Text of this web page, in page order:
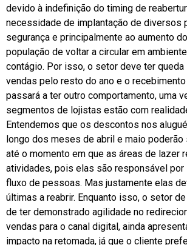
devido à indefinição do timing de
necessidade de implantação de diversos
segurança e principalmente ao aumento
população de voltar a circular em
contágio. Por isso, o setor deve ter
vendas pelo resto do ano e o
passará a ter outro comportamento, uma
segmentos de lojistas estão com
Entendemos que os descontos nos
longo dos meses de abril e maio poderão
até o momento em que as áreas de lazer
atividades, pois elas são responsável por
fluxo de pessoas. Mas justamente elas
últimas a reabrir. Enquanto isso, o setor
de ter demonstrado agilidade no
vendas para o canal digital, ainda
impacto na retomada, já que o cliente